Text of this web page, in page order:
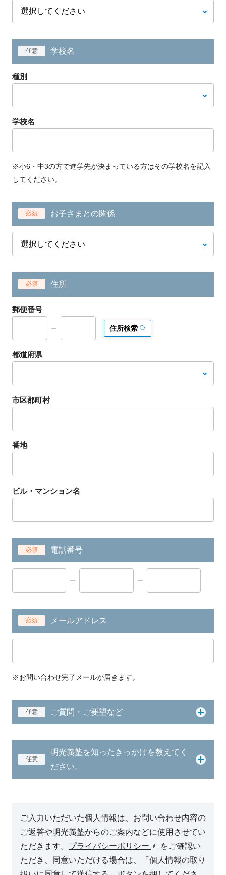
任意 学校名
種別
学校名
※小6・中3の方で進学先が決まっている方はその学校名を記入
してください。
必須 お子さまとの関係
必須 住所
郵便番号
住所検索
都道府県
市区郡町村
番地
ビル・マンション名
必須 電話番号
必須 メールアドレス
※お問い合わせ完了メールが届きます。
任意 ご質問・ご要望など
任意
明光義塾を知ったきっかけを教えてく
ださい。
ご入力いただいた個人情報は、お問い合わせ内容の
ご返答や明光義塾からのご案内などに使用させてい
ただきます。 プライバシーポリシー
をご確認い
ただき、同意いただける場合は、「個人情報の取り